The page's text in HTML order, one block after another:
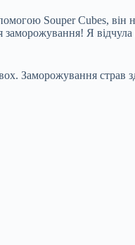
Souper Cubes, він
Я відчула
Заморожування страв